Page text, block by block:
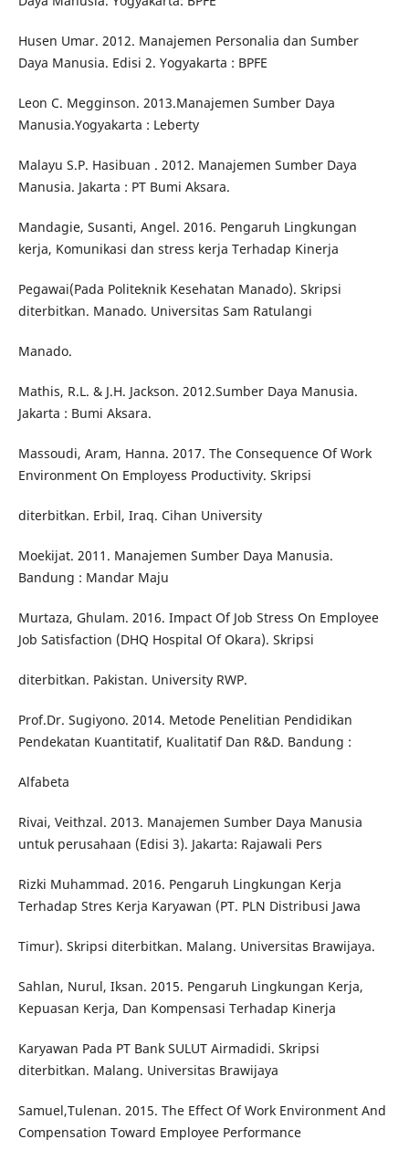
Husen Umar. 2012. Manajemen Personalia dan Sumber
Daya Manusia. Edisi 2. Yogyakarta : BPFE
Leon C. Megginson. 2013.Manajemen Sumber Daya
Manusia.Yogyakarta : Leberty
Malayu S.P. Hasibuan . 2012. Manajemen Sumber Daya
Manusia. Jakarta : PT Bumi Aksara.
Mandagie, Susanti, Angel. 2016. Pengaruh Lingkungan
kerja, Komunikasi dan stress kerja Terhadap Kinerja
Pegawai(Pada Politeknik Kesehatan Manado). Skripsi
diterbitkan. Manado. Universitas Sam Ratulangi
Manado.
Mathis, R.L. & J.H. Jackson. 2012.Sumber Daya Manusia.
Jakarta : Bumi Aksara.
Massoudi, Aram, Hanna. 2017. The Consequence Of Work
Environment On Employess Productivity. Skripsi
diterbitkan. Erbil, Iraq. Cihan University
Moekijat. 2011. Manajemen Sumber Daya Manusia.
Bandung : Mandar Maju
Murtaza, Ghulam. 2016. Impact Of Job Stress On Employee
Job Satisfaction (DHQ Hospital Of Okara). Skripsi
diterbitkan. Pakistan. University RWP.
Prof.Dr. Sugiyono. 2014. Metode Penelitian Pendidikan
Pendekatan Kuantitatif, Kualitatif Dan R&D. Bandung :
Alfabeta
Rivai, Veithzal. 2013. Manajemen Sumber Daya Manusia
untuk perusahaan (Edisi 3). Jakarta: Rajawali Pers
Rizki Muhammad. 2016. Pengaruh Lingkungan Kerja
Terhadap Stres Kerja Karyawan (PT. PLN Distribusi Jawa
Timur). Skripsi diterbitkan. Malang. Universitas Brawijaya.
Sahlan, Nurul, Iksan. 2015. Pengaruh Lingkungan Kerja,
Kepuasan Kerja, Dan Kompensasi Terhadap Kinerja
Karyawan Pada PT Bank SULUT Airmadidi. Skripsi
diterbitkan. Malang. Universitas Brawijaya
Samuel,Tulenan. 2015. The Effect Of Work Environment And
Compensation Toward Employee Performance